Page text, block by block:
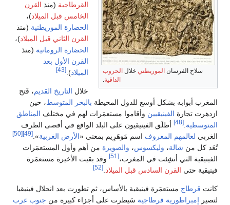
الفرسانالموريطنيخلال الحروب
القرطاجية (منذالقرن
الخامس قبل الميلاد )،
الحضارة الموريطنية(منذ
القرن الثاني قبل الميلاد )،
الحضارة الرومانية(منذ
القرن الأول بعد
الميلاد
خلالالتاريخ القديم، فَتح
أبوابه بشكل أوسع للدول المحيطة بالبحر المتوسط ، حين
تجارةالفينيقيينوأقاموا مستعمَرات لهم في مختلفالمناطق
.
أطلَق الفينيقيون على البلد الواقع في أقصى الطرف
لعالمهم المعروف اسم مَوهَرِيم بمعنى «الأرض الغربية ».
[50]
منشالة ، وليكسوس ،والصويرةمن أهم وأول المستعمَرات
التي أنشِئت في المغرب،
وقد بقيت الأخيرة مستعمَرة
حتىالقرن السادس قبل الميلاد .
مستعمَرة فينيقية بالأساس، ثم تطورت بعد انحلال فينيقيا
إمبراطورية قرطاجيةسَيطرت على أجزاء كبيرة من جنوب غرب